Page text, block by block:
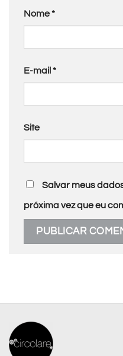
Nome*
E-mail *
Site
Salvar meus
próxima vez que eu